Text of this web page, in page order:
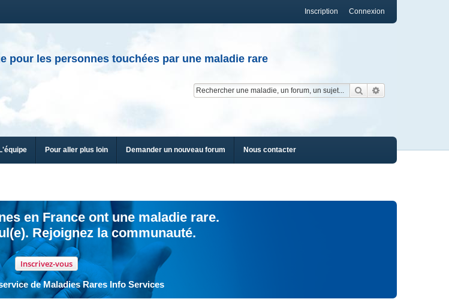
Connexion
Inscription
pour les personnes touchées par une maladie rare
Rechercher
L'équipe Pour aller plus loin Demander un nouveau forum Nous contacter
en France ont une maladie rare.
Rejoignez la communauté.
Inscrivez-vous
de Maladies Rares Info Services